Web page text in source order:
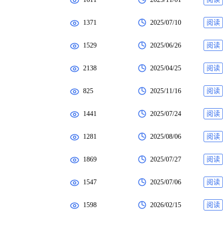
1371 2025/07/10 阅读
1529 2025/06/26 阅读
2138 2025/04/25 阅读
825 2025/11/16 阅读
1441 2025/07/24 阅读
1281 2025/08/06 阅读
1869 2025/07/27 阅读
1547 2025/07/06 阅读
1598 2026/02/15 阅读